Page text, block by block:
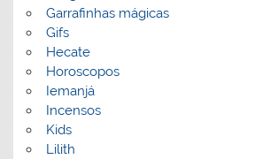
Garrafinhas mágicas
Gifs
Hecate
Horoscopos
Iemanjá
Incensos
Kids
Lilith